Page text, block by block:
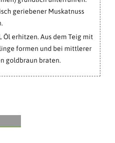
geriebener Muskatnuss
Öl erhitzen. Aus dem Teig mit
formen und bei mittlerer
goldbraun braten.